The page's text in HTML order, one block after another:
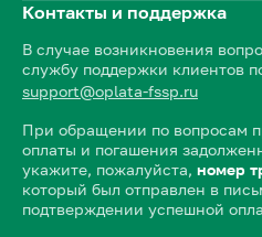
Контакты и поддержка
В случае возникновения
службу поддержки клиентов
support@oplata-fssp.ru
При обращении по вопросам
оплаты и погашения
укажите, пожалуйста, номер
который был отправлен в
подтверждении успешной